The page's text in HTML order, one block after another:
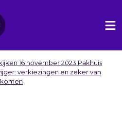
16 november 2023 Pakhuis
verkiezingen en zeker van